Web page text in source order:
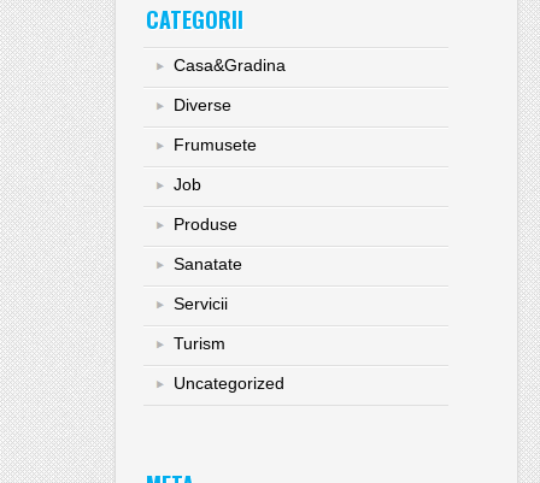
CATEGORII
Casa&Gradina
Diverse
Frumusete
Job
Produse
Sanatate
Servicii
Turism
Uncategorized